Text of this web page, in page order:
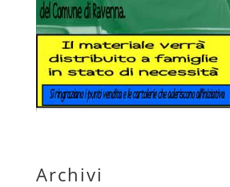
Archivi